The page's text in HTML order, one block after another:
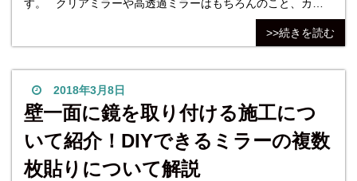
す。 クリアミラーや高透過ミラーはもちろんのこと、カラ
ーミラー、自社オリジナル商品・ブリリアントミラーなどな
ど… いろんな鏡を販売しています。 そこで今回はお客様の
ミラー・壁装ミラーなどの実例として21枚ピックアップ！
ご自宅に取り付け
>>続きを読む
2018年3月8日
壁一面に鏡を取り付ける施工につ
いて紹介！DIYできるミラーの複数
枚貼りについて解説